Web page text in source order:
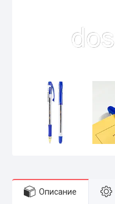
Описание